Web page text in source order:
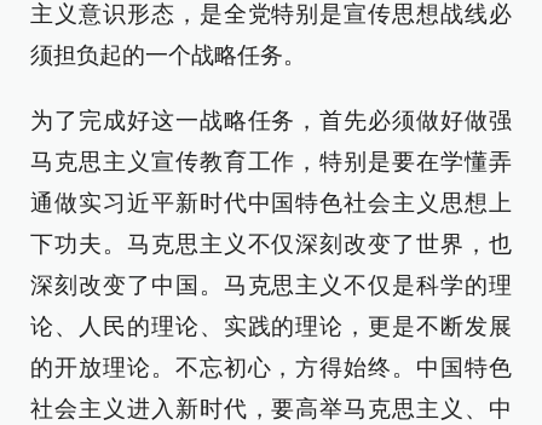
主义意识形态，是全党特别是宣传思想战线必
须担负起的一个战略任务。
为了完成好这一战略任务，首先必须做好做强
马克思主义宣传教育工作，特别是要在学懂弄
通做实习近平新时代中国特色社会主义思想上
下功夫。马克思主义不仅深刻改变了世界，也
深刻改变了中国。马克思主义不仅是科学的理
论、人民的理论、实践的理论，更是不断发展
的开放理论。不忘初心，方得始终。中国特色
社会主义进入新时代，要高举马克思主义、中